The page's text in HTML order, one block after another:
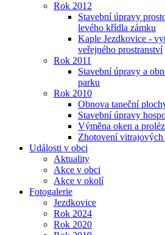
Rok 2012
Stavební úpravy
levého křídla zámku
Kaple Jezdkovice -
veřejného prostranství
Rok 2011
Stavební úpravy a
parku
Rok 2010
Obnova taneční
Stavební úpravy
Výměna oken a
Zhotovení
Události v obci
Aktuality
Akce v obci
Akce v okolí
Fotogalerie
Jezdkovice
Rok 2024
Rok 2020